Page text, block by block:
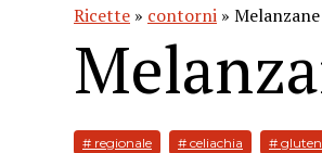
Ricette » contorni »
# regionale # celiachia #